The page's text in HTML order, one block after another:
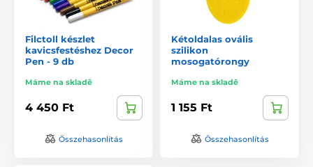
Filctoll készlet
kavicsfestéshez Decor
Pen - 9 db
Máme na skladě
4 450 Ft
Összehasonlítás
Kétoldalas ovális
szilikon
mosogatórongy
Máme na skladě
1 155 Ft
Összehasonlítás